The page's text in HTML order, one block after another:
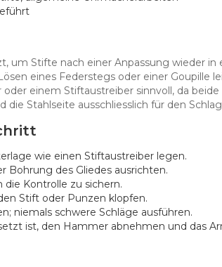
um Stifte nach einer Anpassung wieder
eines Federstegs oder einer Goupille
einem Stiftaustreiber sinnvoll, da
die Stahlseite ausschliesslich für den
wie einen Stiftaustreiber legen.
Bohrung des Gliedes ausrichten.
Kontrolle zu sichern.
Stift oder Punzen klopfen.
niemals schwere Schläge ausführen.
ist, den Hammer abnehmen und das